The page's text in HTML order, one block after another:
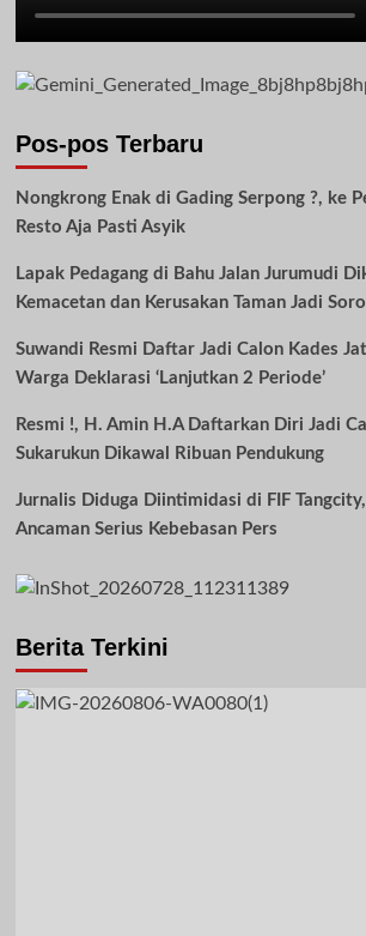
Pos-pos Terbaru
Nongkrong Enak di Gading Serpong ?, ke
Resto Aja Pasti Asyik
Lapak Pedagang di Bahu Jalan Jurumudi
Kemacetan dan Kerusakan Taman Jadi
Suwandi Resmi Daftar Jadi Calon Kades
Warga Deklarasi ‘Lanjutkan 2 Periode’
Resmi !, H. Amin H.A Daftarkan Diri Jadi
Sukarukun Dikawal Ribuan Pendukung
Jurnalis Diduga Diintimidasi di FIF
Ancaman Serius Kebebasan Pers
Berita Terkini